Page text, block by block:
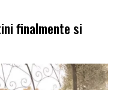
finalmente si